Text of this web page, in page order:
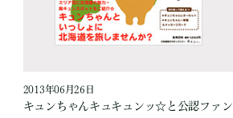
2013年06月26日
キュンちゃんキュキュンッ☆と公認ファン